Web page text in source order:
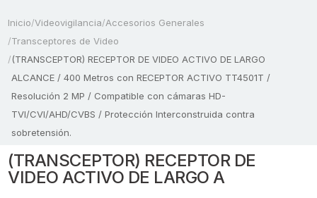
Inicio/Videovigilancia/Accesorios Generales
/Transceptores de Video
/(TRANSCEPTOR) RECEPTOR DE VIDEO ACTIVO DE LARGO
ALCANCE / 400 Metros con RECEPTOR ACTIVO TT4501T /
Resolución 2 MP / Compatible con cámaras HD-
TVI/CVI/AHD/CVBS / Protección Interconstruida contra
sobretensión.
(TRANSCEPTOR) RECEPTOR DE
VIDEO ACTIVO DE LARGO A